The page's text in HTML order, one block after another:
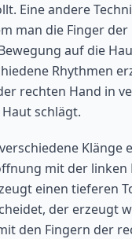
Eine andere
man die Finger
auf die
Rhythmen
rechten Hand in
schlägt.
Klänge
mit der
einen tieferen
der erzeugt
den Fingern der